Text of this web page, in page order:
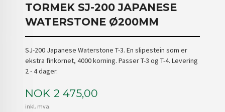
TORMEK SJ-200 JAPANESE
WATERSTONE Ø200MM
SJ-200 Japanese Waterstone T-3. En slipestein som er
ekstra finkornet, 4000 korning. Passer T-3 og T-4. Levering
2 - 4 dager.
Pris
NOK 2 475,00
inkl. mva.